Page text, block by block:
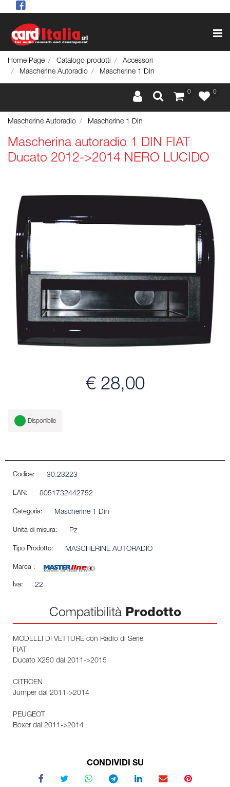
Home Page Catalogo prodotti
Accessori
Mascherine Autoradio
Mascherine 1 Din
0 0
Mascherine Autoradio Mascherine 1 Din
Mascherina autoradio 1 DIN FIAT
Ducato 2012->2014 NERO LUCIDO
€ 28,00
Disponibile
Codice: 30.23223
EAN: 8051732442752
Categoria: Mascherine 1 Din
Unità di misura: Pz
Tipo Prodotto: MASCHERINE AUTORADIO
Marca :
Iva: 22
Compatibilità Prodotto
MODELLI DI VETTURE con Radio di Serie
FIAT
Ducato X250 dal 2011->2015
CITROEN
Jumper dal 2011->2014
PEUGEOT
Boxer dal 2011->2014
CONDIVIDI SU